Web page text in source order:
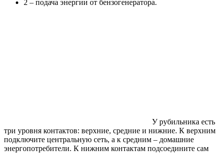
2 – подача энергии от бензогенератора.
У рубильника есть
три уровня контактов: верхние, средние и нижние. К верхним
подключите центральную сеть, а к средним – домашние
энергопотребители. К нижним контактам подсоедините сам